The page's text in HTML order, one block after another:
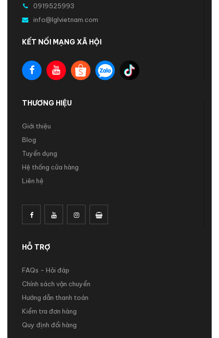
0919525993
info@lglvietnam.com
KẾT NỐI MẠNG XÃ HỘI
THƯƠNG HIỆU
Giới thiệu
Blog
Tuyển dụng
Hệ thống cửa hàng
Liên hệ
HỖ TRỢ
FAQs - Hỏi đáp
Chính sách vận chuyển
Hướng dẫn thanh toán
Kiểm tra đơn hàng
Quy định đổi hàng